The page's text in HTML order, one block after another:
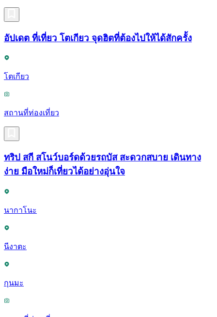
อัปเดต ที่เที่ยว โตเกียว จุดฮิตที่ต้องไปให้ได้สักครั้ง
โตเกียว
สถานที่ท่องเที่ยว
ทริป สกี สโนว์บอร์ดด้วยรถบัส สะดวกสบาย เดินทาง
ง่าย มือใหม่ก็เที่ยวได้อย่างอุ่นใจ
นากาโนะ
นีงาตะ
กุนมะ